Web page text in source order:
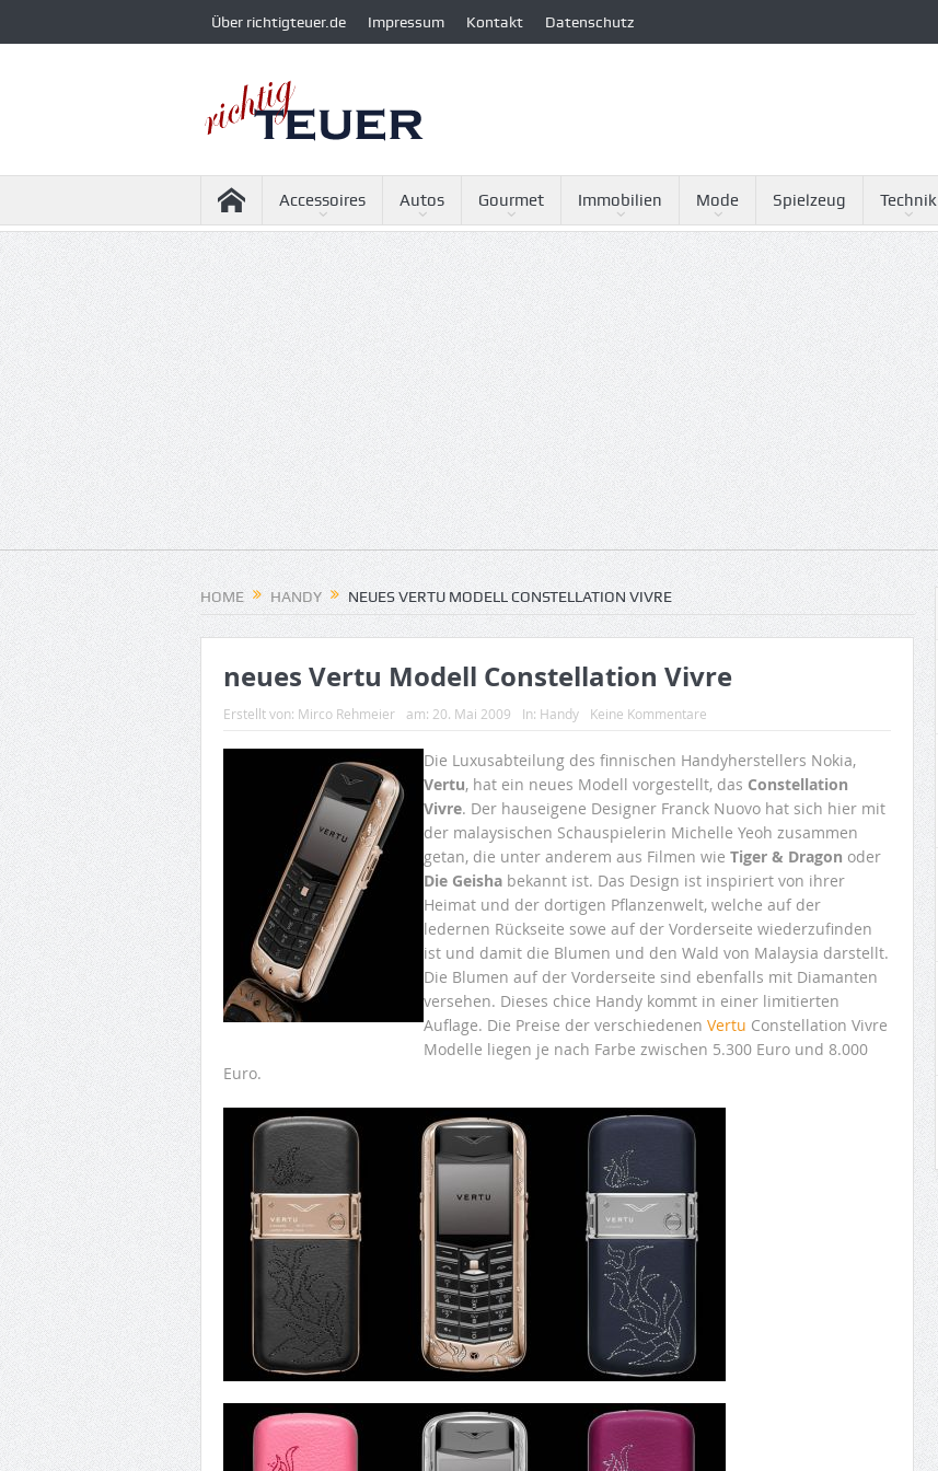
Über richtigteuer.de Impressum Kontakt Datenschutz
Accessoires Autos Gourmet Immobilien Mode Spielzeug Technik
HOME HANDY NEUES VERTU MODELL CONSTELLATION VIVRE
neues Vertu Modell Constellation Vivre
Erstellt von: Mirco Rehmeier am: 20. Mai 2009 In: Handy Keine Kommentare
Die Luxusabteilung des finnischen Handyherstellers Nokia,
Vertu, hat ein neues Modell vorgestellt, das Constellation
Vivre. Der hauseigene Designer Franck Nuovo hat sich hier mit
der malaysischen Schauspielerin Michelle Yeoh zusammen
getan, die unter anderem aus Filmen wie Tiger & Dragon oder
Die Geisha bekannt ist. Das Design ist inspiriert von ihrer
Heimat und der dortigen Pflanzenwelt, welche auf der
ledernen Rückseite sowe auf der Vorderseite wiederzufinden
ist und damit die Blumen und den Wald von Malaysia darstellt.
Die Blumen auf der Vorderseite sind ebenfalls mit Diamanten
versehen. Dieses chice Handy kommt in einer limitierten
Auflage. Die Preise der verschiedenen Vertu Constellation Vivre
Modelle liegen je nach Farbe zwischen 5.300 Euro und 8.000
Euro.